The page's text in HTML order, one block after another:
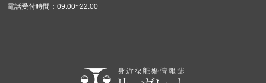
電話受付時間：09:00~22:00